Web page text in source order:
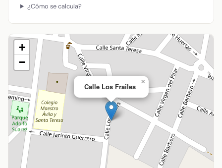
¿Cómo se calcula?
Calle Los Frailes
×
+
−